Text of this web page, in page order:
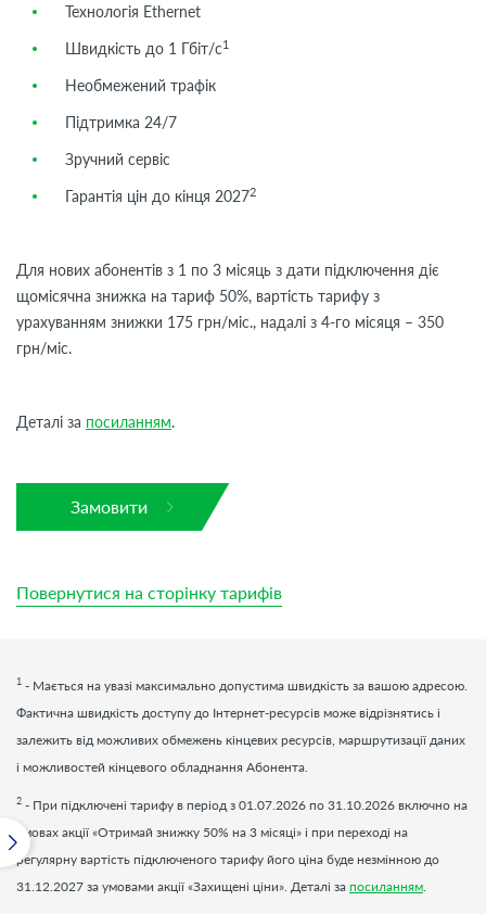
Технологія Ethernet
Швидкість до 1 Гбіт/с1
Необмежений трафік
Підтримка 24/7
Зручний сервіс
Гарантія цін до кінця 20272
Для нових абонентів з 1 по 3 місяць з дати підключення діє
щомісячна знижка на тариф 50%, вартість тарифу з
урахуванням знижки 175 грн/міс., надалі з 4-го місяця – 350
грн/міс.
Деталі за посиланням.
Замовити
Повернутися на сторінку тарифів
1 - Мається на увазі максимально допустима швидкість за вашою адресою.
Фактична швидкість доступу до Інтернет-ресурсів може відрізнятись і
залежить від можливих обмежень кінцевих ресурсів, маршрутизації даних
і можливостей кінцевого обладнання Абонента.
2 - При підключені тарифу в період з 01.07.2026 по 31.10.2026 включно на
умовах акції «Отримай знижку 50% на 3 місяці» і при переході на
регулярну вартість підключеного тарифу його ціна буде незмінною до
31.12.2027 за умовами акції «Захищені ціни». Деталі за посиланням